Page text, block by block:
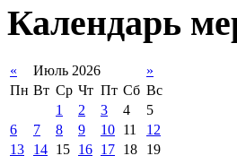
Календарь
« Июль 2026
»
Пн Вт Ср Чт Пт Сб Вс
1
2 3 4
5
6
7 8 9 10 11
12
13
14 15 16 17 18 19